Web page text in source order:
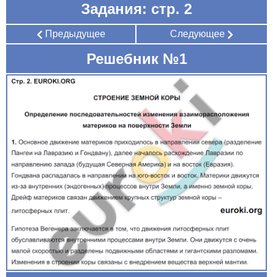
Задания: стр. 2
Предыдущее Следующее
Решебник №1